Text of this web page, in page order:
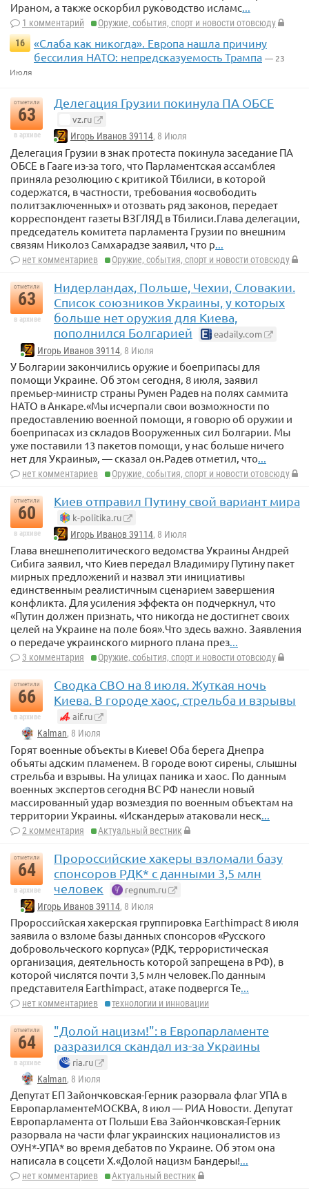
Ираном, а также оскорбил руководство исламс...
1 комментарий
Оружие, события, спорт и новости отовсюду
16
«Слаба как никогда». Европа нашла причину
бессилия НАТО: непредсказуемость Трампа — 23
Июля
отметили
63
в архиве
Делегация Грузии покинула ПА ОБСЕ
vz.ru
Игорь Иванов 39114, 8 Июля
Делегация Грузии в знак протеста покинула заседание ПА
ОБСЕ в Гааге из-за того, что Парламентская ассамблея
приняла резолюцию с критикой Тбилиси, в которой
содержатся, в частности, требования «освободить
политзаключенных» и отозвать ряд законов, передает
корреспондент газеты ВЗГЛЯД в Тбилиси.Глава делегации,
председатель комитета парламента Грузии по внешним
связям Николоз Самхарадзе заявил, что р
нет комментариев Оружие, события, спорт и новости отовсюду
отметили
63
в архиве
Нидерландах, Польше, Чехии, Словакии.
Список союзников Украины, у которых
больше нет оружия для Киева,
пополнился Болгарией
eadaily.com
Игорь Иванов 39114, 8 Июля
У Болгарии закончились оружие и боеприпасы для
помощи Украине. Об этом сегодня, 8 июля, заявил
премьер-министр страны Румен Радев на полях саммита
НАТО в Анкаре.«Мы исчерпали свои возможности по
предоставлению военной помощи, я говорю об оружии и
боеприпасах из складов Вооруженных сил Болгарии. Мы
уже поставили 13 пакетов помощи, у нас больше ничего
нет для Украины», — сказал он.Радев отметил, что...
нет комментариев Оружие, события, спорт и новости отовсюду
отметили
60
в архиве
Киев отправил Путину свой вариант мира
k-politika.ru
Игорь Иванов 39114, 8 Июля
Глава внешнеполитического ведомства Украины Андрей
Сибига заявил, что Киев передал Владимиру Путину пакет
мирных предложений и назвал эти инициативы
единственным реалистичным сценарием завершения
конфликта. Для усиления эффекта он подчеркнул, что
«Путин должен признать, что никогда не достигнет своих
целей на Украине на поле боя».Что здесь важно. Заявления
о передаче украинского мирного плана през...
3 комментария Оружие, события, спорт и новости отовсюду
отметили
66
в архиве
Сводка СВО на 8 июля. Жуткая ночь
Киева. В городе хаос, стрельба и взрывы
aif.ru
Kalman, 8 Июля
Горят военные объекты в Киеве! Оба берега Днепра
объяты адским пламенем. В городе воют сирены, слышны
стрельба и взрывы. На улицах паника и хаос. По данным
военных экспертов сегодня ВС РФ нанесли новый
массированный удар возмездия по военным объектам на
территории Украины. «Искандеры» атаковали неск
2 комментария Актуальный вестник
отметили
64
в архиве
Пророссийские хакеры взломали базу
спонсоров РДК* с данными 3,5 млн
человек
regnum.ru
Игорь Иванов 39114, 8 Июля
Пророссийская хакерская группировка Earthimpact 8 июля
заявила о взломе базы данных спонсоров «Русского
добровольческого корпуса» (РДК, террористическая
организация, деятельность которой запрещена в РФ), в
которой числятся почти 3,5 млн человек.По данным
представителя Earthimpact, атаке подвергся Te...
нет комментариев технологии и инновации
отметили
64
в архиве
"Долой нацизм!": в Европарламенте
разразился скандал из-за Украины
ria.ru
Kalman, 8 Июля
Депутат ЕП Зайончковская-Герник разорвала флаг УПА в
ЕвропарламентеМОСКВА, 8 июл — РИА Новости. Депутат
Европарламента от Польши Ева Зайончковская-Герник
разорвала на части флаг украинских националистов из
ОУН*-УПА* во время дебатов по Украине. Об этом она
написала в соцсети X.«Долой нацизм Бандеры!...
нет комментариев Актуальный вестник